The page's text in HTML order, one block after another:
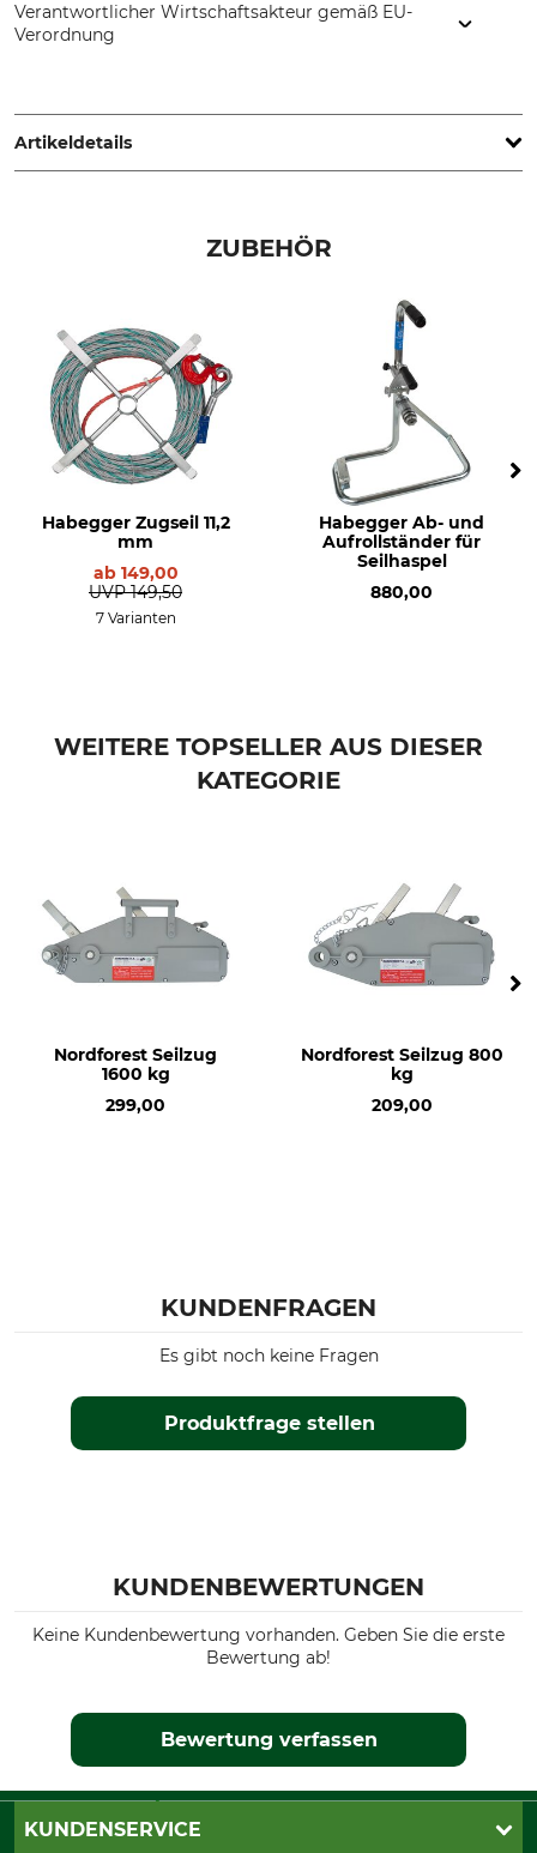
Verantwortlicher Wirtschaftsakteur gemäß EU-
Verordnung
www.grube.de
Artikeldetails
Komplettset
ZUBEHÖR
Habegger Zugseil 11,2
mm
ab 149,00
UVP 149,50
7 Varianten
Habegger Ab- und
Aufrollständer für
Seilhaspel
880,00
WEITERE TOPSELLER AUS DIESER
KATEGORIE
Nordforest Seilzug
1600 kg
299,00
Nordforest Seilzug 800
kg
209,00
KUNDENFRAGEN
Produktfrage stellen
Es gibt noch keine Fragen
KUNDENBEWERTUNGEN
Keine Kundenbewertung vorhanden. Geben Sie die erste
Bewertung ab!
Bewertung verfassen
KUNDENSERVICE